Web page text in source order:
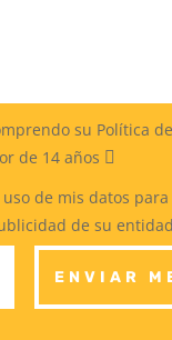
su Política
de 14 años
uso de mis datos
de su entidad
ENVIAR